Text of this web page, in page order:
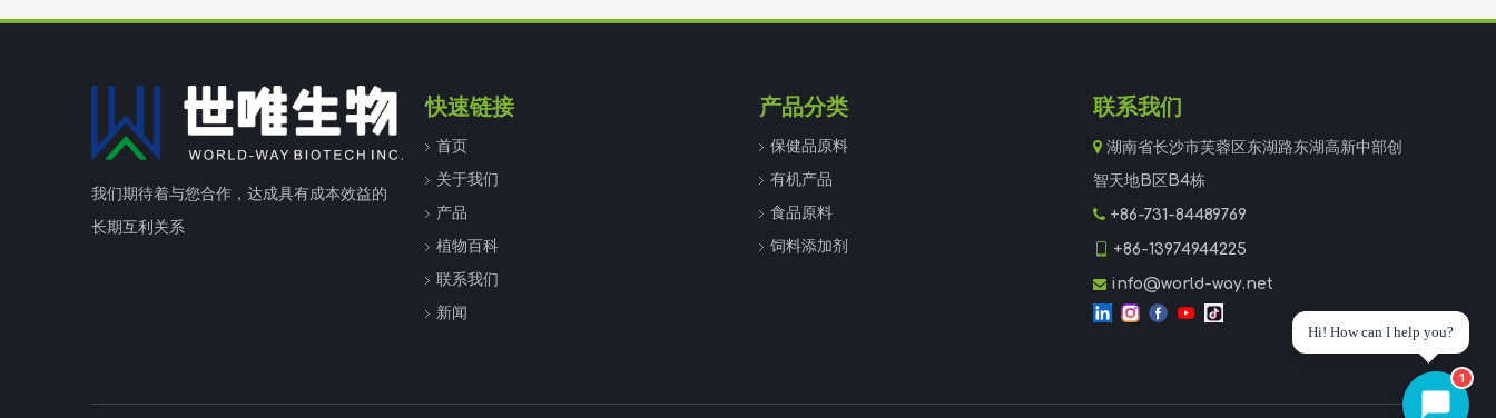
我们期待着与您合作，达成具有成本效益的
长期互利关系
快速链接
首页
关于我们
产品
植物百科
联系我们
新闻
产品分类
保健品原料
有机产品
食品原料
饲料添加剂
联系我们
 湖南省长沙市芙蓉区东湖路东湖高新中部创
智天地B区B4栋
 +86-731-84489769
+86-13974944225
 info@world-way.net
1